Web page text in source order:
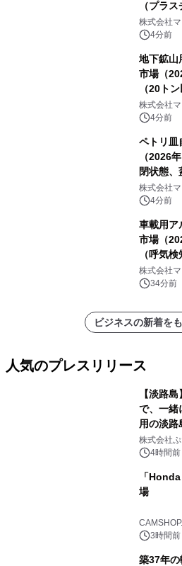
（プラ
レポート
株式会社
4分前
地下鉱山
市場（
（20ト
トン、60
表
株式会社
4分前
ペトリ皿
（2026
閉状態、
発表
株式会社
4分前
車載用ア
市場（
（呼気
レポート
株式会社
34分前
ビジネスの新着を
人気のプレスリリース
【淡路
で、一緒
用の淡路
プール
スの2施設
株式会社
4時間前
「
場
3時間前
築37年の